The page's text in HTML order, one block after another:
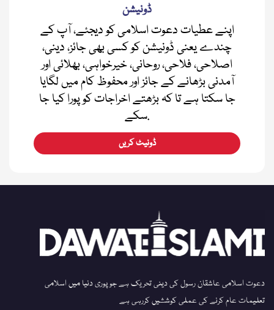
ڈونیشن
اپنے عطیات دعوت اسلامی کو دیجئے، آپ کے
چندے یعنی ڈونیشن کو کسی بھی جائز، دینی،
اصلاحی، فلاحی، روحانی، خیرخواہی، بھلائی اور
آمدنی بڑھانے کے جائز اور محفوظ کام میں لگایا
جا سکتا ہے تا کہ بڑھتے اخراجات کو پورا کیا جا
سکے.
ڈونیٹ کریں
دعوت اسلامی عاشقان رسول کی دینی تحریک ہے جو پوری دنیا میں اسلامی
تعلیمات عام کرنے کی عملی کوششیں کررہی ہے